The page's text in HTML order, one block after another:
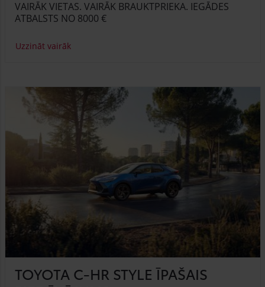
VAIRĀK VIETAS. VAIRĀK BRAUKTPRIEKA. IEGĀDES
ATBALSTS NO 8000 €
Uzzināt vairāk
TOYOTA C-HR STYLE ĪPAŠAIS